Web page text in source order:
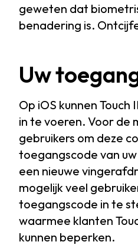
geweten dat
benadering is.
Uw
Op iOS kunnen
in te voeren. Voor de
gebruikers om deze
toegangscode van
een nieuwe
mogelijk veel
toegangscode in te
waarmee klanten
kunnen beperken.